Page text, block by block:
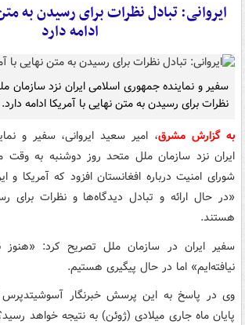
ایروانی: تبادل نظرات برای رسیدن به
ادامه دارد
سفیر و نماینده جمهوری اسلامی ایران نزد سازمان
نظرات برای رسیدن به متن نهایی با آمریکا ادامه دارد.
به گزارش مشرق، امیر سعید ایروانی، سفیر و
ایران نزد سازمان ملل متحد روز دوشنبه به
شورای امنیت درباره افغانستان افزود که آمریکا و
«در حال ارائه و تبادل دیدگاه‌ها و نظرات برای
هستند.
سفیر ایران در سازمان ملل تصریح کرد:
نیافته‌ایم» اما در حال پیگیری هستیم.
وی در پاسخ به این پرسش خبرنگار آسوشیتدپرس
پایان ماه جاری میلادی (ژوئن) به نتیجه خواهد